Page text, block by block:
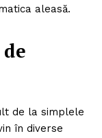
aleasă.
de la simplele
în diverse